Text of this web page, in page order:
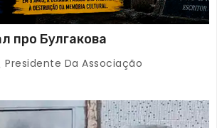
про Булгакова
Presidente Da Associação